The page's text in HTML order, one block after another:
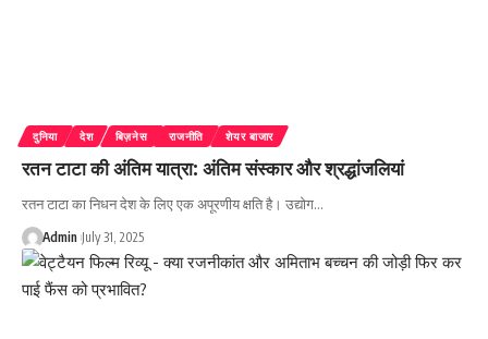
दुनिया देश बिज़नेस राजनीति शेयर बाजार
रतन टाटा की अंतिम यात्रा: अंतिम संस्कार और श्रद्धांजलियां
रतन टाटा का निधन देश के लिए एक अपूरणीय क्षति है। उद्योग…
Admin July 31, 2025